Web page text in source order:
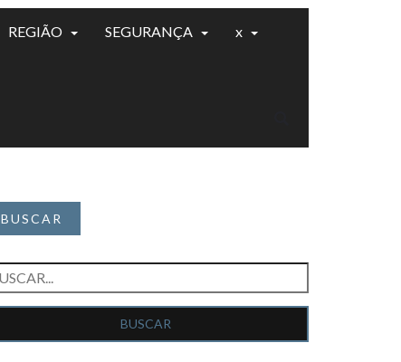
REGIÃO SEGURANÇA x
BUSCAR